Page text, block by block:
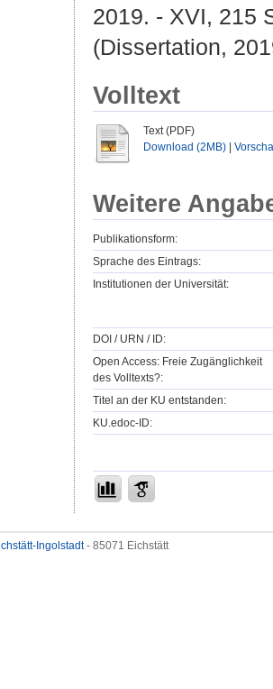
2019. - XVI, 215
(Dissertation,
Volltext
Text (PDF)
Download (2MB)
Weitere
Publikationsform:
Sprache des Eintrags:
Institutionen der Universität:
DOI / URN / ID:
Open Access: Freie Zugänglichkeit
des Volltexts?:
Titel an der KU entstanden:
KU.edoc-ID:
Ingolstadt- 85071 Eichstätt